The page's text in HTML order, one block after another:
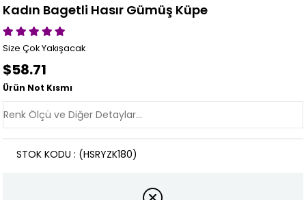
Kadın Bagetli Hasır Gümüş Küpe
Size Çok Yakışacak
$58.71
Ürün Not Kısmı
(HSRYZK180)
STOK KODU